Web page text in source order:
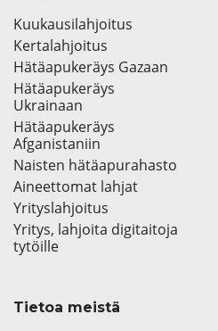
Kuukausilahjoitus
Kertalahjoitus
Hätäapukeräys Gazaan
Hätäapukeräys
Ukrainaan
Hätäapukeräys
Afganistaniin
Naisten hätäapurahasto
Aineettomat lahjat
Yrityslahjoitus
Yritys, lahjoita digitaitoja
tytöille
Tietoa meistä